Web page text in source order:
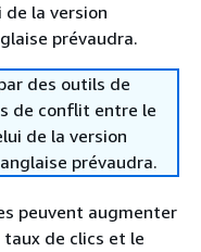
la version
prévaudra.
des outils de
de conflit entre le
de la version
prévaudra.
peuvent augmenter
de clics et le